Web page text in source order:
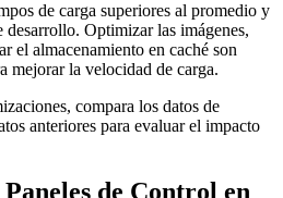
de carga superiores al promedio y
Optimizar las imágenes,
el almacenamiento en caché son
mejorar la velocidad de carga.
compara los datos de
anteriores para evaluar el impacto
de Control en